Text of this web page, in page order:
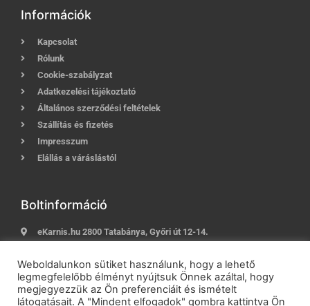
Információk
Kapcsolat
Rólunk
Cookie-szabályzat
Adatkezelési tájékoztató
Általános szerződési feltételek
Szállítás és fizetés
Impresszum
Elállás a váráslástól
Boltinformáció
eKarnis.hu 2800 Tatabánya, Győri út 12-14.
E-mail:info@ekarnis.hu
Weboldalunkon sütiket használunk, hogy a lehető
legmegfelelőbb élményt nyújtsuk Önnek azáltal, hogy
megjegyezzük az Ön preferenciáit és ismételt
látogatásait. A "Mindent elfogadok" gombra kattintva Ön